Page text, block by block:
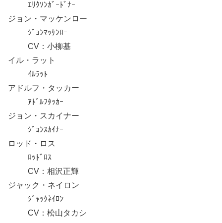
ｴﾘｸｿﾝｶﾞｰﾄﾞﾅｰ
ジョン・マッケンロー
ｼﾞｮﾝﾏｯｹﾝﾛｰ
CV：小柳基
イル・ラット
ｲﾙﾗｯﾄ
アドルフ・タッカー
ｱﾄﾞﾙﾌﾀｯｶｰ
ジョン・スカイナー
ｼﾞｮﾝｽｶｲﾅｰ
ロッド・ロス
ﾛｯﾄﾞﾛｽ
CV：相沢正輝
ジャック・ネイロン
ｼﾞｬｯｸﾈｲﾛﾝ
CV：松山タカシ